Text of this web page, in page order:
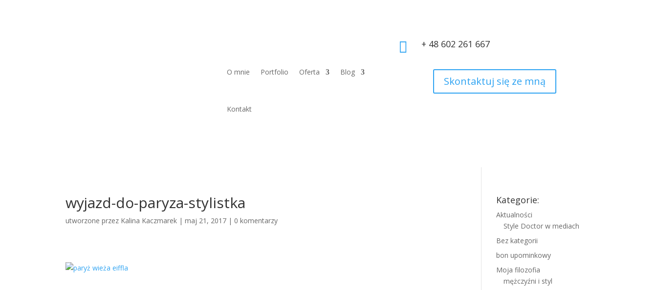
O mnie Portfolio Oferta Blog
Kontakt
 + 48 602 261 667
Skontaktuj się ze mną
wyjazd-do-paryza-stylistka
utworzone przez Kalina Kaczmarek |maj 21, 2017 | 0 komentarzy
Kategorie:
Aktualności
Style Doctor w mediach
Bez kategorii
bon upominkowy
Moja filozofia
mężczyźni i styl